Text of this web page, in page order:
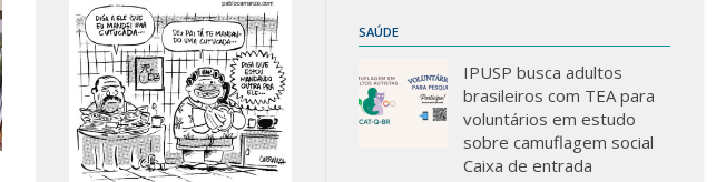
SAÚDE
IPUSP busca adultos
brasileiros com TEA para
voluntários em estudo
sobre camuflagem social
Caixa de entrada